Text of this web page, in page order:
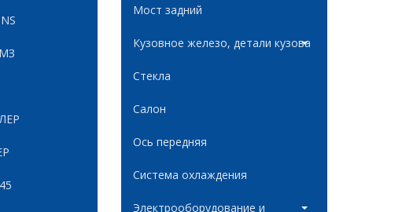
Мост задний
Кузовное железо, детали кузова
Стекла
Салон
Ось передняя
Система охлаждения
Электрооборудование и